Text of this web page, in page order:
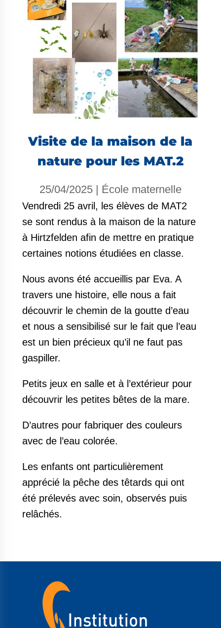
Visite de la maison de la
nature pour les MAT.2
25/04/2025| École maternelle
Vendredi 25 avril, les élèves de MAT2
se sont rendus à la maison de la nature
à Hirtzfelden afin de mettre en pratique
certaines notions étudiées en classe.
Nous avons été accueillis par Eva. A
travers une histoire, elle nous a fait
découvrir le chemin de la goutte d’eau
et nous a sensibilisé sur le fait que l’eau
est un bien précieux qu’il ne faut pas
gaspiller.
Petits jeux en salle et à l’extérieur pour
découvrir les petites bêtes de la mare.
D’autres pour fabriquer des couleurs
avec de l’eau colorée.
Les enfants ont particulièrement
apprécié la pêche des têtards qui ont
été prélevés avec soin, observés puis
relâchés.